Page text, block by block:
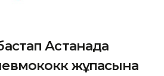
Астанада
жұқпасына